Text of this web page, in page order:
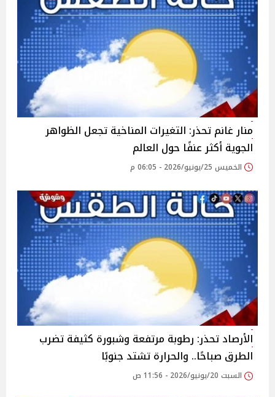
منار غانم تحذر: التغيرات المناخية تجعل الظواهر
الجوية أكثر عنفًا حول العالم
الخميس 25/يونيو/2026 - 06:05 م
الأرصاد تحذر: رطوبة مرتفعة وشبورة كثيفة تضرب
الطرق صباحًا.. والحرارة تشتد جنوبًا
السبت 20/يونيو/2026 - 11:56 ص